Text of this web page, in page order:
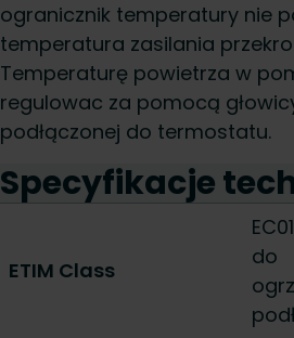
ogranicznik temperatury nie
temperatura zasilania
Temperaturę powietrza w
regulowac za pomocą
podłączonej do termostatu.
Specyfikacje
ETIM Class
do